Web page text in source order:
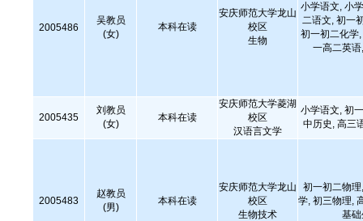
2005486
吴教员
(女)
本科在读
安庆师范大学龙山
校区
生物
小学语文, 小
二语文, 初一
初一初二化学
一高二英
2005435
刘教员
(女)
本科在读
安庆师范大学菱湖
校区
汉语言文学
小学语文, 初
中历史, 高三
2005483
赵教员
(男)
本科在读
安庆师范大学龙山
校区
生物技术
初一初二物
学, 初三物理,
基